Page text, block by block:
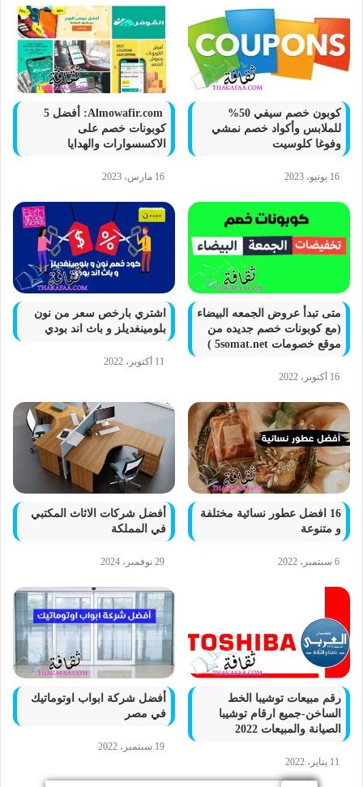
كوبون خصم سيفي 50%
للملابس وأكواد خصم نمشي
وفوغا كلوسيت
16 يونيو، 2023
Almowafir.com: أفضل 5
كوبونات خصم على
الاكسسوارات والهدايا
16 مارس، 2023
متى تبدأ عروض الجمعه البيضاء
(مع كوبونات خصم جديده من
موقع خصومات 5somat.net )
16 أكتوبر، 2022
اشتري بارخص سعر من نون
بلومينغديلز و باث اند بودي
11 أكتوبر، 2022
16 افضل عطور نسائية مختلفة
و متنوعة
6 سبتمبر، 2022
أفضل شركات الاثاث المكتبي
في المملكة
29 نوفمبر، 2024
رقم مبيعات توشيبا الخط
الساخن-جميع ارقام توشيبا
الصيانة والمبيعات 2022
11 يناير، 2022
أفضل شركة ابواب اوتوماتيك
في مصر
19 سبتمبر، 2022